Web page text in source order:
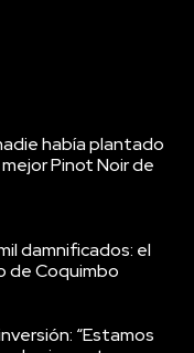
había plantado
Pinot Noir de
damnificados: el
de Coquimbo
“Estamos